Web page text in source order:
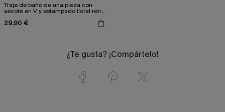
Traje de baño de una pieza con
escote en V y estampado floral retro
29,90 €
¿Te gusta? ¡Compártelo!